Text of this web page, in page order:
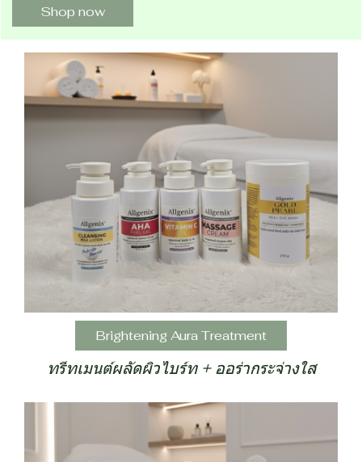
Shop now
Brightening Aura Treatment
ทรีทเมนต์ผลัดผิวไบร์ท + ออร่ากระจ่างใส